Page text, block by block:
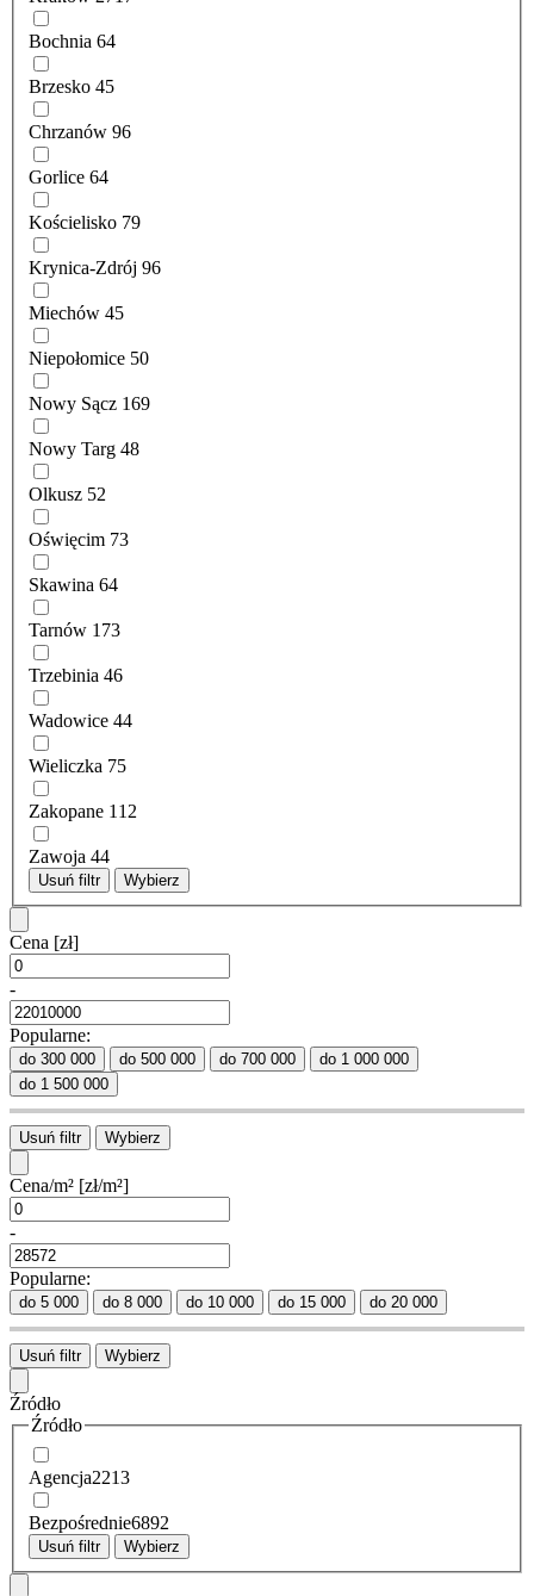
Bochnia 64
Brzesko 45
Chrzanów 96
Gorlice 64
Kościelisko 79
Krynica-Zdrój 96
Miechów 45
Niepołomice 50
Nowy Sącz 169
Nowy Targ 48
Olkusz 52
Oświęcim 73
Skawina 64
Tarnów 173
Trzebinia 46
Wadowice 44
Wieliczka 75
Zakopane 112
Zawoja 44
Usuń filtr Wybierz
Cena [zł]
-
Popularne:
do 300 000 do 500 000 do 700 000
do 1 000 000
do 1 500 000
Usuń filtr Wybierz
Cena/m² [zł/m²]
-
Popularne:
do 5 000 do 8 000 do 10 000 do 15 000 do 20 000
Usuń filtr Wybierz
Źródło
Źródło
Agencja2213
Bezpośrednie6892
Usuń filtr Wybierz